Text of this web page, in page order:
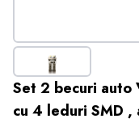
Set 2 becuri auto
cu 4 leduri SMD ,